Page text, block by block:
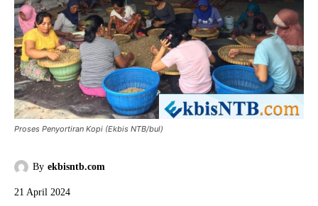
Proses Penyortiran Kopi (Ekbis NTB/bul)
By ekbisntb.com
21 April 2024